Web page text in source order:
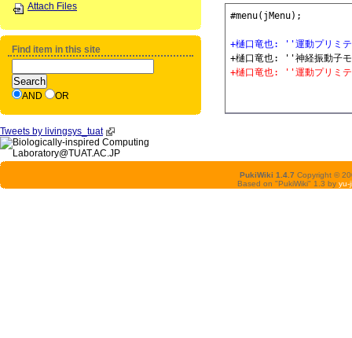
+樋口竜也: ''運動プリミテ
+樋口竜也: ''運動プリミテ
Attach Files
Find item in this site
AND OR
Tweets by livingsys_tuat
PukiWiki 1.4.7 Copyright ©
Based on "PukiWiki" 1.3 by yu-ji